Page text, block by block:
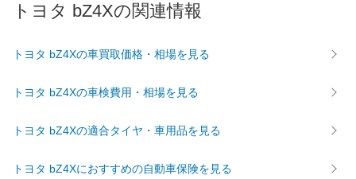
タイヤ
後輪サイズ 235/60R18 235/60R18 235/
WLTC/市街地 -
WLTC/高速道路 - -
トヨタ bZ4Xの関連情報
トヨタ bZ4Xの車買取価格・相場を見る
トヨタ bZ4Xの車検費用・相場を見る
トヨタ bZ4Xの適合タイヤ・車用品を見る
トヨタ bZ4Xにおすすめの自動車保険を見る